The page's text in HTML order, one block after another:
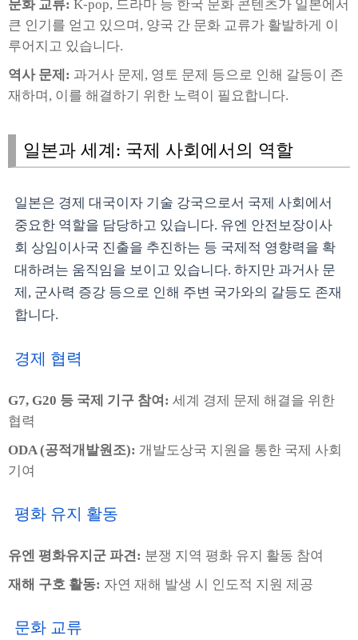
문화 교류: K-pop, 드라마 등 한국 문화 콘텐츠가 일본에서
큰 인기를 얻고 있으며, 양국 간 문화 교류가 활발하게 이
루어지고 있습니다.
역사 문제: 과거사 문제, 영토 문제 등으로 인해 갈등이 존
재하며, 이를 해결하기 위한 노력이 필요합니다.
일본과 세계: 국제 사회에서의 역할
일본은 경제 대국이자 기술 강국으로서 국제 사회에서
중요한 역할을 담당하고 있습니다. 유엔 안전보장이사
회 상임이사국 진출을 추진하는 등 국제적 영향력을 확
대하려는 움직임을 보이고 있습니다. 하지만 과거사 문
제, 군사력 증강 등으로 인해 주변 국가와의 갈등도 존재
합니다.
경제 협력
G7, G20 등 국제 기구 참여: 세계 경제 문제 해결을 위한
협력
ODA (공적개발원조): 개발도상국 지원을 통한 국제 사회
기여
평화 유지 활동
유엔 평화유지군 파견: 분쟁 지역 평화 유지 활동 참여
재해 구호 활동: 자연 재해 발생 시 인도적 지원 제공
문화 교류